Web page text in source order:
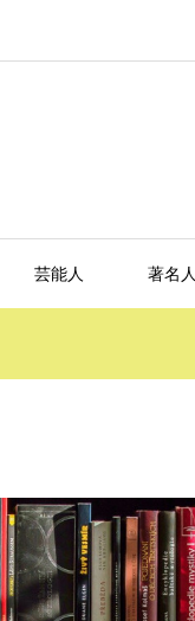
芸能人 著名人